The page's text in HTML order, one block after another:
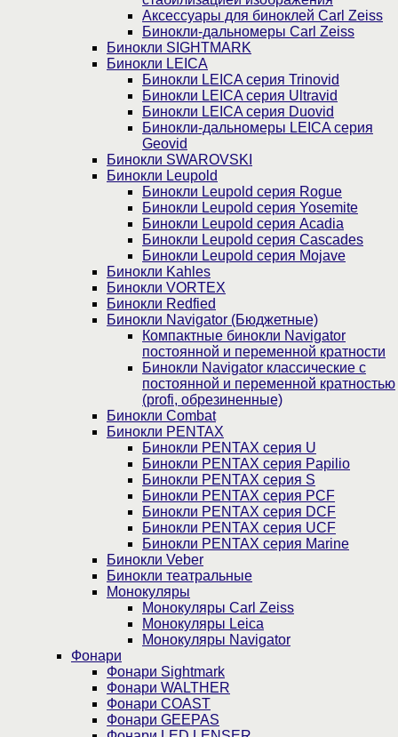
Аксессуары для биноклей Carl Zeiss
Бинокли-дальномеры Carl Zeiss
Бинокли SIGHTMARK
Бинокли LEICA
Бинокли LEICA серия Trinovid
Бинокли LEICA серия Ultravid
Бинокли LEICA серия Duovid
Бинокли-дальномеры LEICA серия
Geovid
Бинокли SWAROVSKI
Бинокли Leupold
Бинокли Leupold серия Rogue
Бинокли Leupold серия Yosemite
Бинокли Leupold серия Acadia
Бинокли Leupold серия Cascades
Бинокли Leupold серия Mojave
Бинокли Kahles
Бинокли VORTEX
Бинокли Redfied
Бинокли Navigator (Бюджетные)
Компактные бинокли Navigator
постоянной и переменной кратности
Бинокли Navigator классические с
постоянной и переменной кратностью
(profi, обрезиненные)
Бинокли Combat
Бинокли PENTAX
Бинокли PENTAX серия U
Бинокли PENTAX серия Papilio
Бинокли PENTAX серия S
Бинокли PENTAX серия PCF
Бинокли PENTAX серия DCF
Бинокли PENTAX серия UCF
Бинокли PENTAX серия Marine
Бинокли Veber
Бинокли театральные
Монокуляры
Монокуляры Carl Zeiss
Монокуляры Leica
Монокуляры Navigator
Фонари
Фонари Sightmark
Фонари WALTHER
Фонари COAST
Фонари GEEPAS